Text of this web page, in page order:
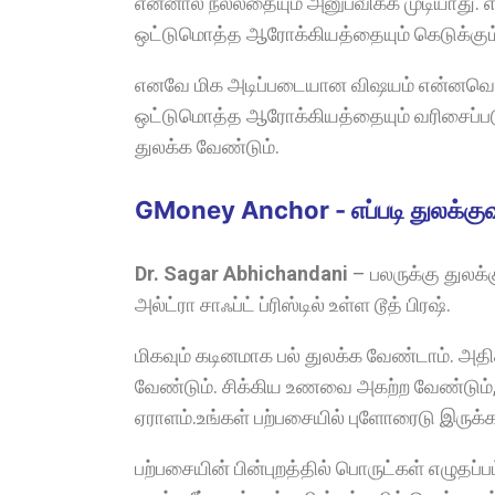
ஒட்டுமொத்த ஆரோக்கியத்தையும்
எனவே மிக அடிப்படையான விஷயம்
ஒட்டுமொத்த ஆரோக்கியத்தையும்
துலக்க வேண்டும்.
GMoney Anchor - எப்படி
Dr. Sagar Abhichandani – பலருக்கு
அல்ட்ரா சாஃப்ட் ப்ரிஸ்டில் உள்ள டூத் பிரஷ்.
மிகவும் கடினமாக பல் துலக்க வேண்டாம்.
வேண்டும். சிக்கிய உணவை அகற்ற
ஏராளம்.உங்கள் பற்பசையில் புளோரைடு
பற்பசையின் பின்புறத்தில் பொருட்கள்